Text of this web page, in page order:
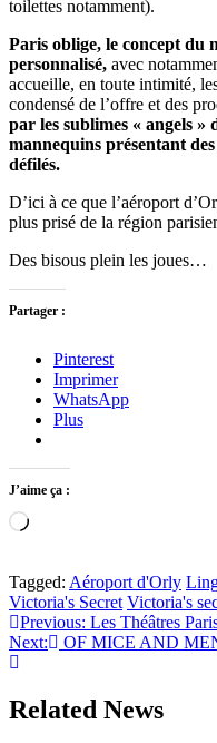
toilettes notamment).
Paris oblige, le concept du
personnalisé, avec
accueille, en toute intimité,
condensé de l’offre et des
par les sublimes « angels »
mannequins présentant
défilés.
D’ici à ce que l’aéroport
plus prisé de la région
Des bisous plein les joues…
Partager :
Pinterest
Imprimer
WhatsApp
Plus
J’aime ça :
Chargement…
Tagged: Aéroport d'Orly
Victoria's Secret Victoria's
Navigation
de
Previous: Les Théâtres
Next:
OF MICE AND
Related News